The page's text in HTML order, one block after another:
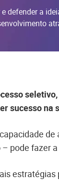
defender a
sucesso na
pode fazer
estratégias